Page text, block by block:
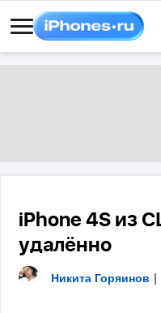
iPhone 4S из
удалённо
Никита Горяинов |